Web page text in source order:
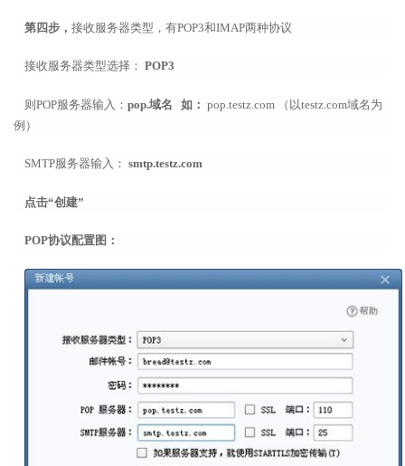
第四步， 接收服务器类型，有POP3和IMAP两种协议
接收服务器类型选择： POP3
则POP服务器输入： pop.域名 如： pop.testz.com （以testz.com域名为
例）
SMTP服务器输入： smtp.testz.com
点击“创建”
POP协议配置图：